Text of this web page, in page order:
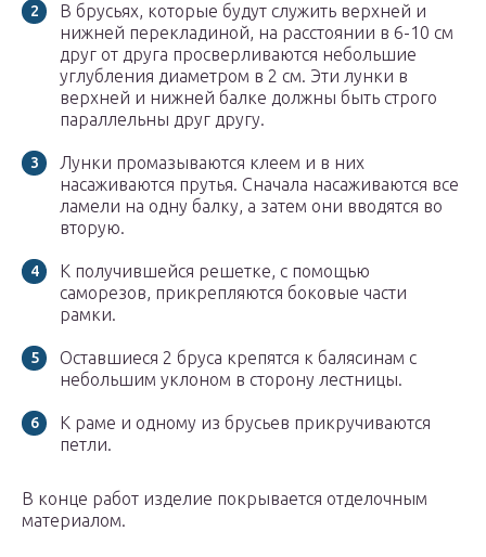
В брусьях, которые будут служить верхней и
нижней перекладиной, на расстоянии в 6-10 см
друг от друга просверливаются небольшие
углубления диаметром в 2 см. Эти лунки в
верхней и нижней балке должны быть строго
параллельны друг другу.
Лунки промазываются клеем и в них
насаживаются прутья. Сначала насаживаются все
ламели на одну балку, а затем они вводятся во
вторую.
К получившейся решетке, с помощью
саморезов, прикрепляются боковые части
рамки.
Оставшиеся 2 бруса крепятся к балясинам с
небольшим уклоном в сторону лестницы.
К раме и одному из брусьев прикручиваются
петли.
В конце работ изделие покрывается отделочным
материалом.